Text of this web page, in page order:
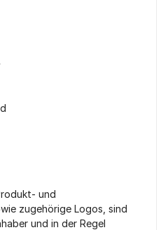
und
zugehörige Logos, sind
und in der Regel